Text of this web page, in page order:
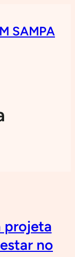
SAMPA
projeta
no